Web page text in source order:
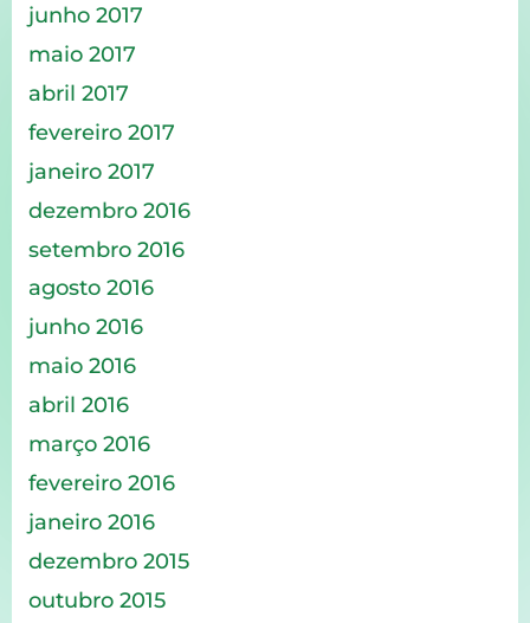
junho 2017
maio 2017
abril 2017
fevereiro 2017
janeiro 2017
dezembro 2016
setembro 2016
agosto 2016
junho 2016
maio 2016
abril 2016
março 2016
fevereiro 2016
janeiro 2016
dezembro 2015
outubro 2015